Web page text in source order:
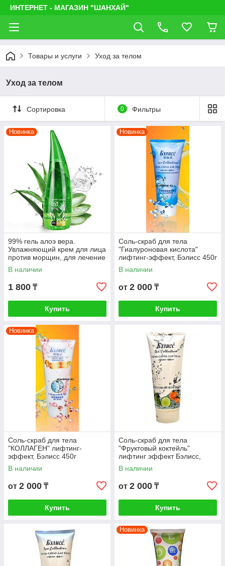
ИНТЕРНЕТ - МАГАЗИН "ШАНХАЙ"
Товары и услуги Уход за телом
Уход за телом
Сортировка 0 Фильтры
Новинка
99% гель алоэ вера.
Увлажняющий крем для лица
против морщин, для лечение
акне, маска для лица. 260 мл
В наличии
1 800 ₸
Купить
Новинка
Соль-скраб для тела
"Гиалуроновая кислота"
лифтинг-эффект, Бэлисс 450г
В наличии
от 2 000 ₸
Купить
Новинка
Соль-скраб для тела
"КОЛЛАГЕН" лифтинг-
эффект, Бэлисс 450г
В наличии
от 2 000 ₸
Купить
Соль-скраб для тела
"Фруктовый коктейль"
лифтинг эффект Бэлисс,
450г
В наличии
от 2 000 ₸
Купить
Новинка